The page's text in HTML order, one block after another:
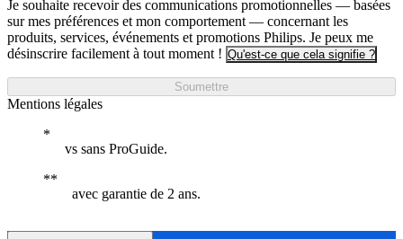
Je souhaite recevoir des communications promotionnelles — basées
sur mes préférences et mon comportement — concernant les
produits, services, événements et promotions Philips. Je peux me
désinscrire facilement à tout moment ! Qu'est-ce que cela signifie ?
Soumettre
Mentions légales
vs sans ProGuide.
avec garantie de 2 ans.